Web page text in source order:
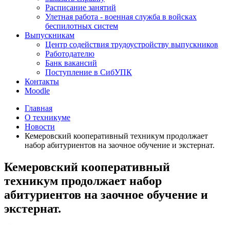
Расписание занятий
Улетная работа - военная служба в войсках
беспилотных систем
Выпускникам
Центр содействия трудоустройству выпускников
Работодателю
Банк вакансий
Поступление в СибУПК
Контакты
Moodle
Главная
О техникуме
Новости
Кемеровский кооперативный техникум продолжает
набор абитуриентов на заочное обучение и экстернат.
Кемеровский кооперативный
техникум продолжает набор
абитуриентов на заочное обучение и
экстернат.